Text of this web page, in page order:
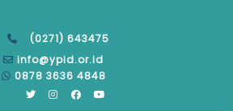
(0271) 643475
info@ypid.or.id
0878 3636 4848